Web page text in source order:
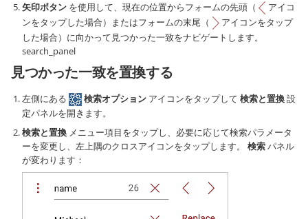
矢印ボタン を使用して、現在の位置からフォームの先頭（
アイコ
ンをタップした場合）またはフォームの末尾（
アイコンをタップ
した場合）に向かって見つかった一致をナビゲートします。
search_panel
見つかった一致を置換する
左側にある 検索オプション アイコンをタップして 検索と置換設
定パネルを開きます。
検索と置換 メニュー項目をタップし、必要に応じて検索パラメータ
ーを変更し、左上隅のクロスアイコンをタップします。 検索パネル
が変わります：